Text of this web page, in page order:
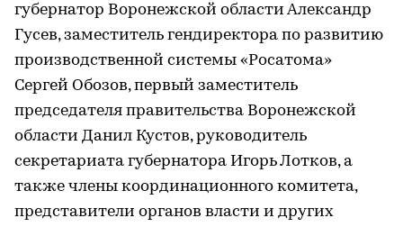
губернатор Воронежской области Александр
Гусев, заместитель гендиректора по развитию
производственной системы «Росатома»
Сергей Обозов, первый заместитель
председателя правительства Воронежской
области Данил Кустов, руководитель
секретариата губернатора Игорь Лотков, а
также члены координационного комитета,
представители органов власти и других